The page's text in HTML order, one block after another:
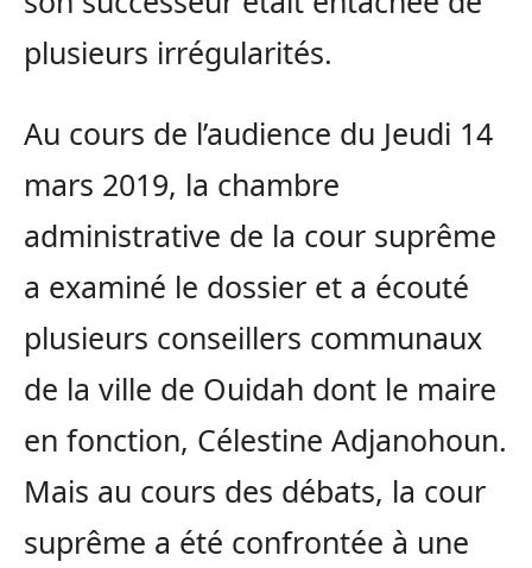
plusieurs irrégularités.
Au cours de l’audience du Jeudi 14
mars 2019, la chambre
administrative de la cour suprême
a examiné le dossier et a écouté
plusieurs conseillers communaux
de la ville de Ouidah dont le maire
en fonction, Célestine Adjanohoun.
Mais au cours des débats, la cour
suprême a été confrontée à une